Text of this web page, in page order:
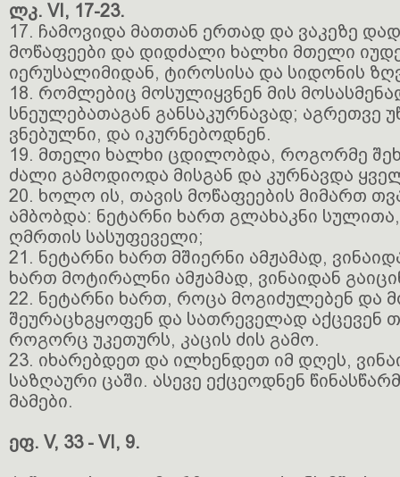
ლკ. VI, 17-23.
17. ჩამოვიდა მათთან ერთად და ვაკეზე
მოწაფეები და დიდძალი ხალხი მთელი
იერუსალიმიდან, ტიროსისა და სიდონის
18. რომლებიც მოსულიყვნენ მის
სნეულებათაგან განსაკურნავად; აგრეთვე
ვნებულნი, და იკურნებოდნენ.
19. მთელი ხალხი ცდილობდა, როგორმე
ძალი გამოდიოდა მისგან და კურნავდა
20. ხოლო ის, თავის მოწაფეების მიმართ
ამბობდა: ნეტარნი ხართ გლახაკნი სულითა,
ღმრთის სასუფეველი;
21. ნეტარნი ხართ მშიერნი ამჟამად,
ხართ მოტირალნი ამჟამად, ვინაიდან
22. ნეტარნი ხართ, როცა მოგიძულებენ და
შეურაცხგყოფენ და სათრეველად აქცევენ
როგორც უკეთურს, კაცის ძის გამო.
23. იხარებდეთ და ილხენდეთ იმ დღეს,
საზღაური ცაში. ასევე ექცეოდნენ
მამები.
ეფ. V, 33 - VI, 9.